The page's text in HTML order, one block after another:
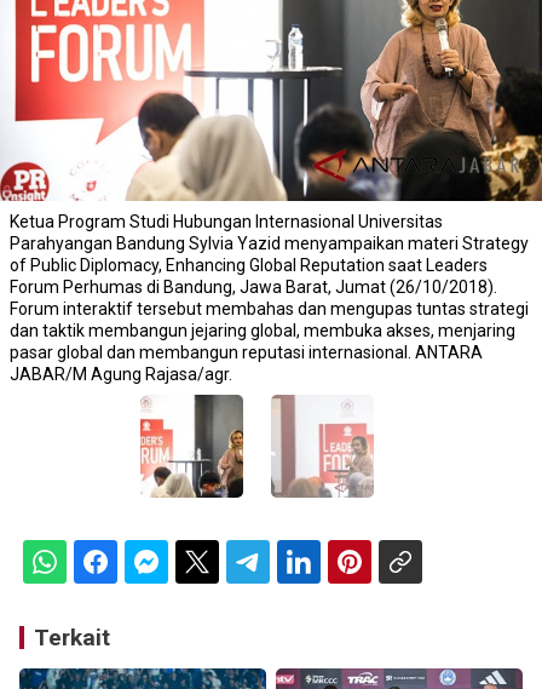
Ketua Program Studi Hubungan Internasional Universitas
Parahyangan Bandung Sylvia Yazid menyampaikan materi Strategy
of Public Diplomacy, Enhancing Global Reputation saat Leaders
Forum Perhumas di Bandung, Jawa Barat, Jumat (26/10/2018).
Forum interaktif tersebut membahas dan mengupas tuntas strategi
dan taktik membangun jejaring global, membuka akses, menjaring
pasar global dan membangun reputasi internasional. ANTARA
JABAR/M Agung Rajasa/agr.
Terkait